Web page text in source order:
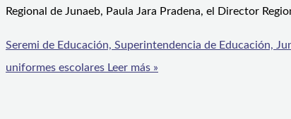
Regional de Junaeb, Paula Jara Pradena, el Director
Seremi de Educación, Superintendencia de Educación,
uniformes escolares Leer más »